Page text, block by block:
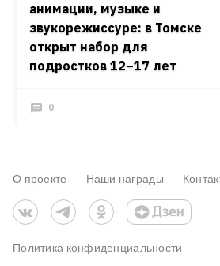
анимации, музыке и
звукорежиссуре: в Томске
открыт набор для
подростков 12–17 лет
0
О проекте Наши награды
Политика конфиденциальности